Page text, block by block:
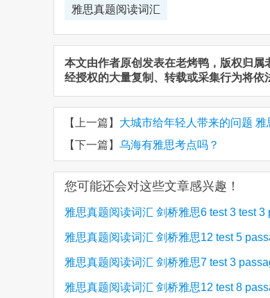
雅思真题阅读词汇
本文由作者原创发表在老烤鸭，版权归属
经授权的大量复制、转载或采集行为将依
【上一篇】 大城市给年轻人带来的问题
【下一篇】 乌海有雅思考点吗？
您可能还会对这些文章感兴趣！
雅思真题阅读词汇 剑桥雅思6 test 3 test 3
励员工
雅思真题阅读词汇 剑桥雅思12 test 5
树cork
雅思真题阅读词汇 剑桥雅思7 test 3
与遗传学
雅思真题阅读词汇 剑桥雅思12 test 8